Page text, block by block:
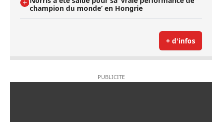
champion du monde’ en Hongrie
+ d'infos